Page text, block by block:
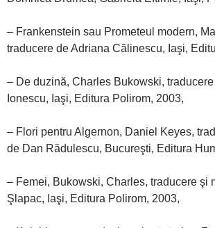
– Frankenstein sau Prometeul modern,
traducere de Adriana Călinescu, Iaşi,
– De duzină, Charles Bukowski,
Ionescu, Iaşi, Editura Polirom, 2003,
– Flori pentru Algernon, Daniel Keyes,
de Dan Rădulescu, Bucureşti, Editura
– Femei, Bukowski, Charles, traducere şi
Şlapac, Iaşi, Editura Polirom, 2003,